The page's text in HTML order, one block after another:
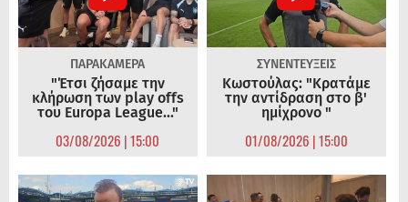
ΠΑΡΑΚΑΜΕΡΑ
"Έτσι ζήσαμε την
κλήρωση των play offs
του Europa League..."
03/08/2026 | 15:00
ΣΥΝΕΝΤΕΥΞΕΙΣ
Κωστούλας: "Κρατάμε
την αντίδραση στο β'
ημίχρονο "
01/08/2026 | 15:00